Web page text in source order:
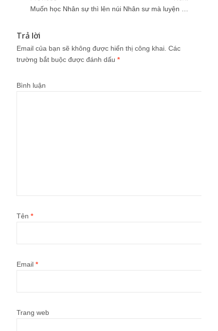
Muốn học Nhân sự thì lên núi Nhân sư mà luyện …
Trả lời
Email của bạn sẽ không được hiển thị công khai. Các
trường bắt buộc được đánh dấu *
Bình luận
Tên *
Email *
Trang web